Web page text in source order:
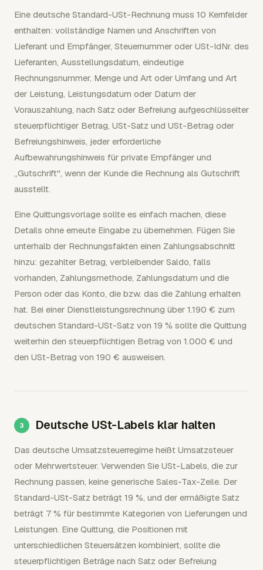
Eine deutsche Standard-USt-Rechnung muss 10 Kernfelder
enthalten: vollständige Namen und Anschriften von
Lieferant und Empfänger, Steuernummer oder USt-IdNr. des
Lieferanten, Ausstellungsdatum, eindeutige
Rechnungsnummer, Menge und Art oder Umfang und Art
der Leistung, Leistungsdatum oder Datum der
Vorauszahlung, nach Satz oder Befreiung aufgeschlüsselter
steuerpflichtiger Betrag, USt-Satz und USt-Betrag oder
Befreiungshinweis, jeder erforderliche
Aufbewahrungshinweis für private Empfänger und
„Gutschrift", wenn der Kunde die Rechnung als Gutschrift
ausstellt.
Eine Quittungsvorlage sollte es einfach machen, diese
Details ohne erneute Eingabe zu übernehmen. Fügen Sie
unterhalb der Rechnungsfakten einen Zahlungsabschnitt
hinzu: gezahlter Betrag, verbleibender Saldo, falls
vorhanden, Zahlungsmethode, Zahlungsdatum und die
Person oder das Konto, die bzw. das die Zahlung erhalten
hat. Bei einer Dienstleistungsrechnung über 1.190 € zum
deutschen Standard-USt-Satz von 19 % sollte die Quittung
weiterhin den steuerpflichtigen Betrag von 1.000 € und
den USt-Betrag von 190 € ausweisen.
Deutsche USt-Labels klar halten
Das deutsche Umsatzsteuerregime heißt Umsatzsteuer
oder Mehrwertsteuer. Verwenden Sie USt-Labels, die zur
Rechnung passen, keine generische Sales-Tax-Zeile. Der
Standard-USt-Satz beträgt 19 %, und der ermäßigte Satz
beträgt 7 % für bestimmte Kategorien von Lieferungen und
Leistungen. Eine Quittung, die Positionen mit
unterschiedlichen Steuersätzen kombiniert, sollte die
steuerpflichtigen Beträge nach Satz oder Befreiung